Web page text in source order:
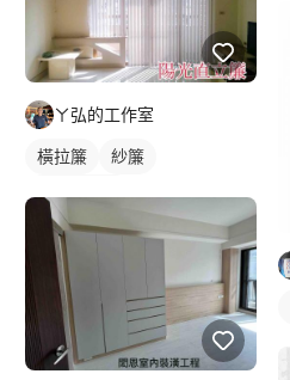
ㄚ弘的工作室
橫拉簾
紗簾